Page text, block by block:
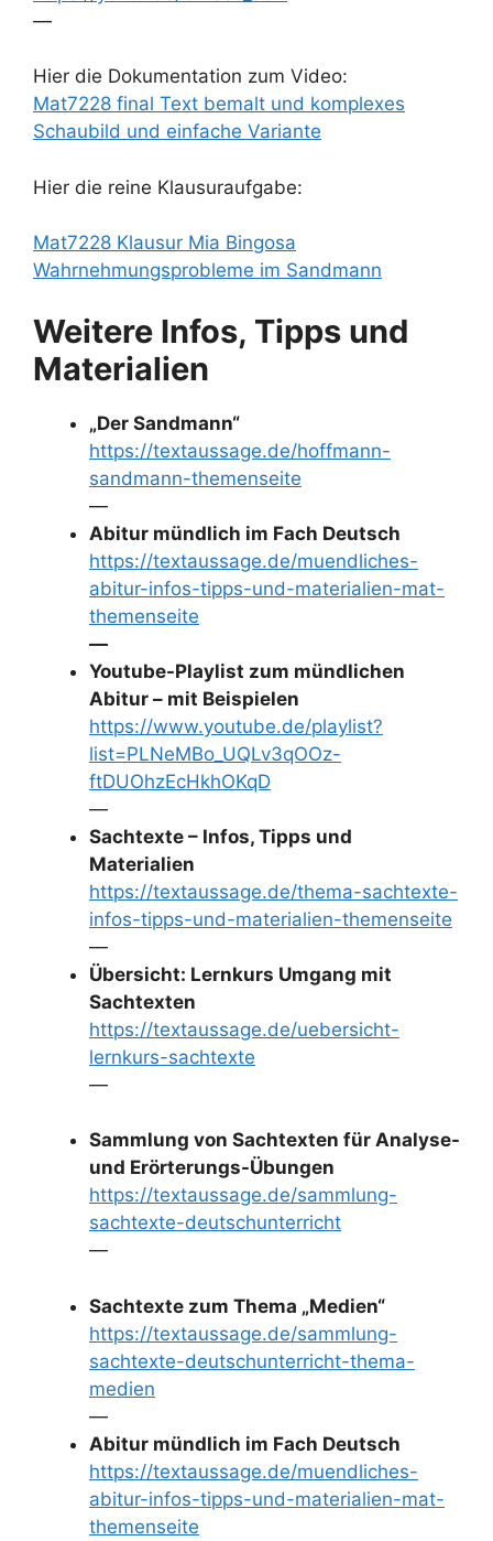
—
Hier die Dokumentation zum Video:
Mat7228 final Text bemalt und komplexes
Schaubild und einfache Variante
Hier die reine Klausuraufgabe:
Mat7228 Klausur Mia Bingosa
Wahrnehmungsprobleme im Sandmann
Weitere Infos, Tipps und
Materialien
„Der Sandmann“
https://textaussage.de/hoffmann-
sandmann-themenseite
—
Abitur mündlich im Fach Deutsch
https://textaussage.de/muendliches-
abitur-infos-tipps-und-materialien-mat-
themenseite
—
Youtube-Playlist zum mündlichen
Abitur – mit Beispielen
https://www.youtube.de/playlist?
list=PLNeMBo_UQLv3qOOz-
ftDUOhzEcHkhOKqD
—
Sachtexte – Infos, Tipps und
Materialien
https://textaussage.de/thema-sachtexte-
infos-tipps-und-materialien-themenseite
—
Übersicht: Lernkurs Umgang mit
Sachtexten
https://textaussage.de/uebersicht-
lernkurs-sachtexte
—
Sammlung von Sachtexten für Analyse-
und Erörterungs-Übungen
https://textaussage.de/sammlung-
sachtexte-deutschunterricht
—
Sachtexte zum Thema „Medien“
https://textaussage.de/sammlung-
sachtexte-deutschunterricht-thema-
medien
—
Abitur mündlich im Fach Deutsch
https://textaussage.de/muendliches-
abitur-infos-tipps-und-materialien-mat-
themenseite